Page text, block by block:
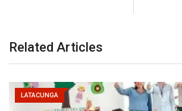
Related Articles
LATACUNGA